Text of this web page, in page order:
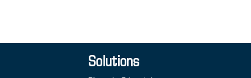
Solutions